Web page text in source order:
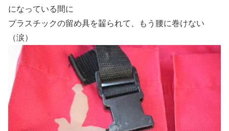
になっている間に
プラスチックの留め具を齧られて、もう腰に巻けない
（涙）